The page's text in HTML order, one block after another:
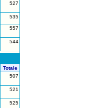
527
535
557
544
Totale
507
521
525